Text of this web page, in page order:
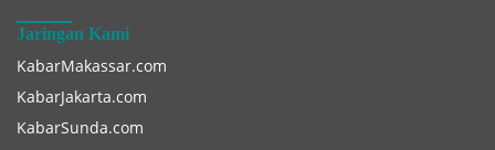
Jaringan Kami
KabarMakassar.com
KabarJakarta.com
KabarSunda.com